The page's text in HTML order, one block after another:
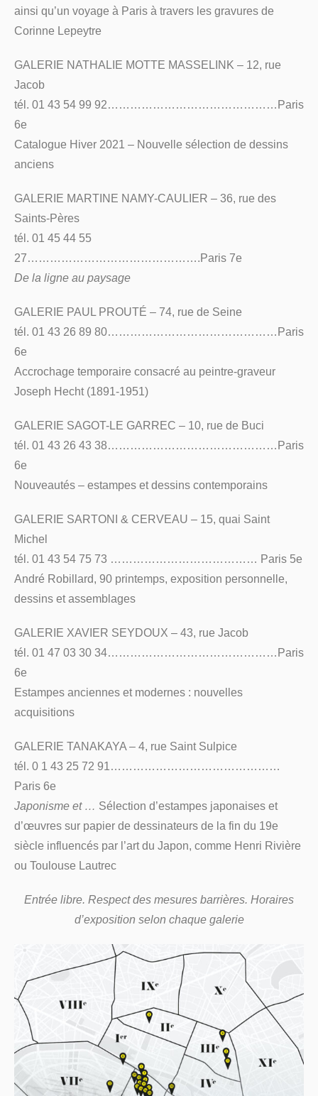
ainsi qu’un voyage à Paris à travers les gravures de
Corinne Lepeytre
GALERIE NATHALIE MOTTE MASSELINK – 12, rue
Jacob
tél. 01 43 54 99 92………………………………………Paris
6e
Catalogue Hiver 2021 – Nouvelle sélection de dessins
anciens
GALERIE MARTINE NAMY-CAULIER – 36, rue des
Saints-Pères
tél. 01 45 44 55
27……………………………………….Paris 7e
De la ligne au paysage
GALERIE PAUL PROUTÉ – 74, rue de Seine
tél. 01 43 26 89 80………………………………………Paris
6e
Accrochage temporaire consacré au peintre-graveur
Joseph Hecht (1891-1951)
GALERIE SAGOT-LE GARREC – 10, rue de Buci
tél. 01 43 26 43 38………………………………………Paris
6e
Nouveautés – estampes et dessins contemporains
GALERIE SARTONI & CERVEAU – 15, quai Saint
Michel
tél. 01 43 54 75 73 ………………………………… Paris 5e
André Robillard, 90 printemps, exposition personnelle,
dessins et assemblages
GALERIE XAVIER SEYDOUX – 43, rue Jacob
tél. 01 47 03 30 34………………………………………Paris
6e
Estampes anciennes et modernes : nouvelles
acquisitions
GALERIE TANAKAYA – 4, rue Saint Sulpice
tél. 0 1 43 25 72 91………………………………………
Paris 6e
Japonisme et … Sélection d’estampes japonaises et
d’œuvres sur papier de dessinateurs de la fin du 19e
siècle influencés par l’art du Japon, comme Henri Rivière
ou Toulouse Lautrec
Entrée libre. Respect des mesures barrières. Horaires
d’exposition selon chaque galerie